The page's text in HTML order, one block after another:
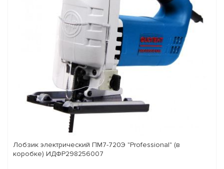
Лобзик электрический ПМ7-720Э "Professional" (в
коробке) ИДФР298256007